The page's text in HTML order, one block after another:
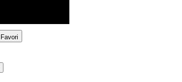
Favori